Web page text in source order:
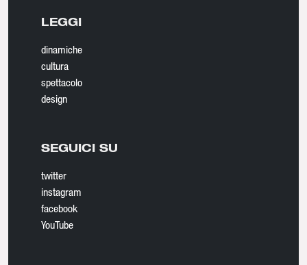
LEGGI
dinamiche
cultura
spettacolo
design
SEGUICI SU
twitter
instagram
facebook
YouTube